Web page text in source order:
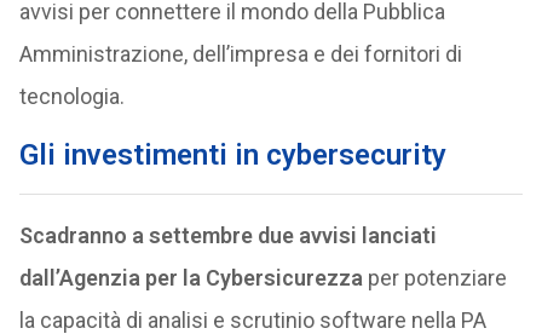
avvisi per connettere il mondo della Pubblica
Amministrazione, dell’impresa e dei fornitori di
tecnologia.
Gli investimenti in cybersecurity
Scadranno a settembre due avvisi lanciati
dall’Agenzia per la Cybersicurezza per potenziare
la capacità di analisi e scrutinio software nella PA